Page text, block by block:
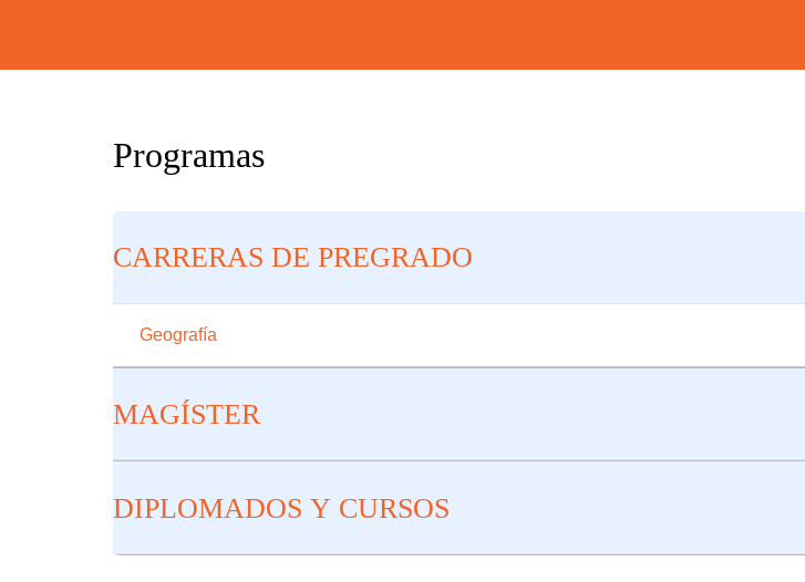
Programas
CARRERAS DE PREGRADO
Geografía
MAGÍSTER
DIPLOMADOS Y CURSOS